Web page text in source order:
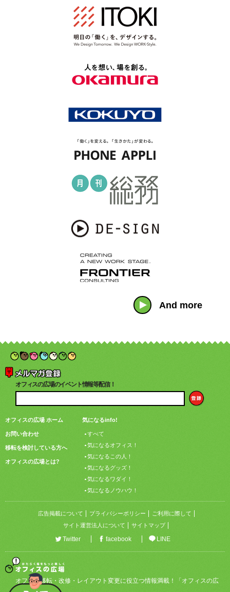
And more
オフィスの広場のイベント情報等配信！
オフィスの広場 ホーム
お問い合わせ
移転を検討している方へ
オフィスの広場とは?
気になるinfo!
すべて
気になるオフィス！
気になるこの人！
気になるグッズ！
気になるワダイ！
気になるノウハウ！
広告掲載について プライバシーポリシー
ご利用に際して
サイト運営法人について
サイトマップ
Twitter facebook LINE
オフィス移転・改修・レイアウト変更に役立つ情報満載！「オフィスの広
場」